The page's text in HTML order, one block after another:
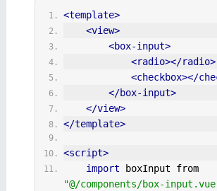
<template>
<view>
<box-input>
<radio></radio>
<checkbox></
</box-input>
</view>
</template>
<script>
import
boxInput from
"@/components/box-